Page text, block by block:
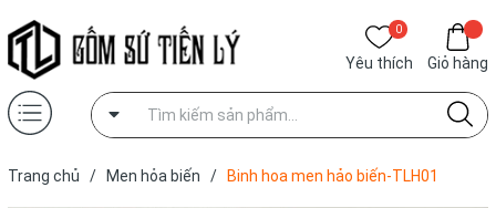
0
Yêu thích Giỏ hàng
Trang chủ / Men hỏa biến / Binh hoa men hảo biến-TLH01